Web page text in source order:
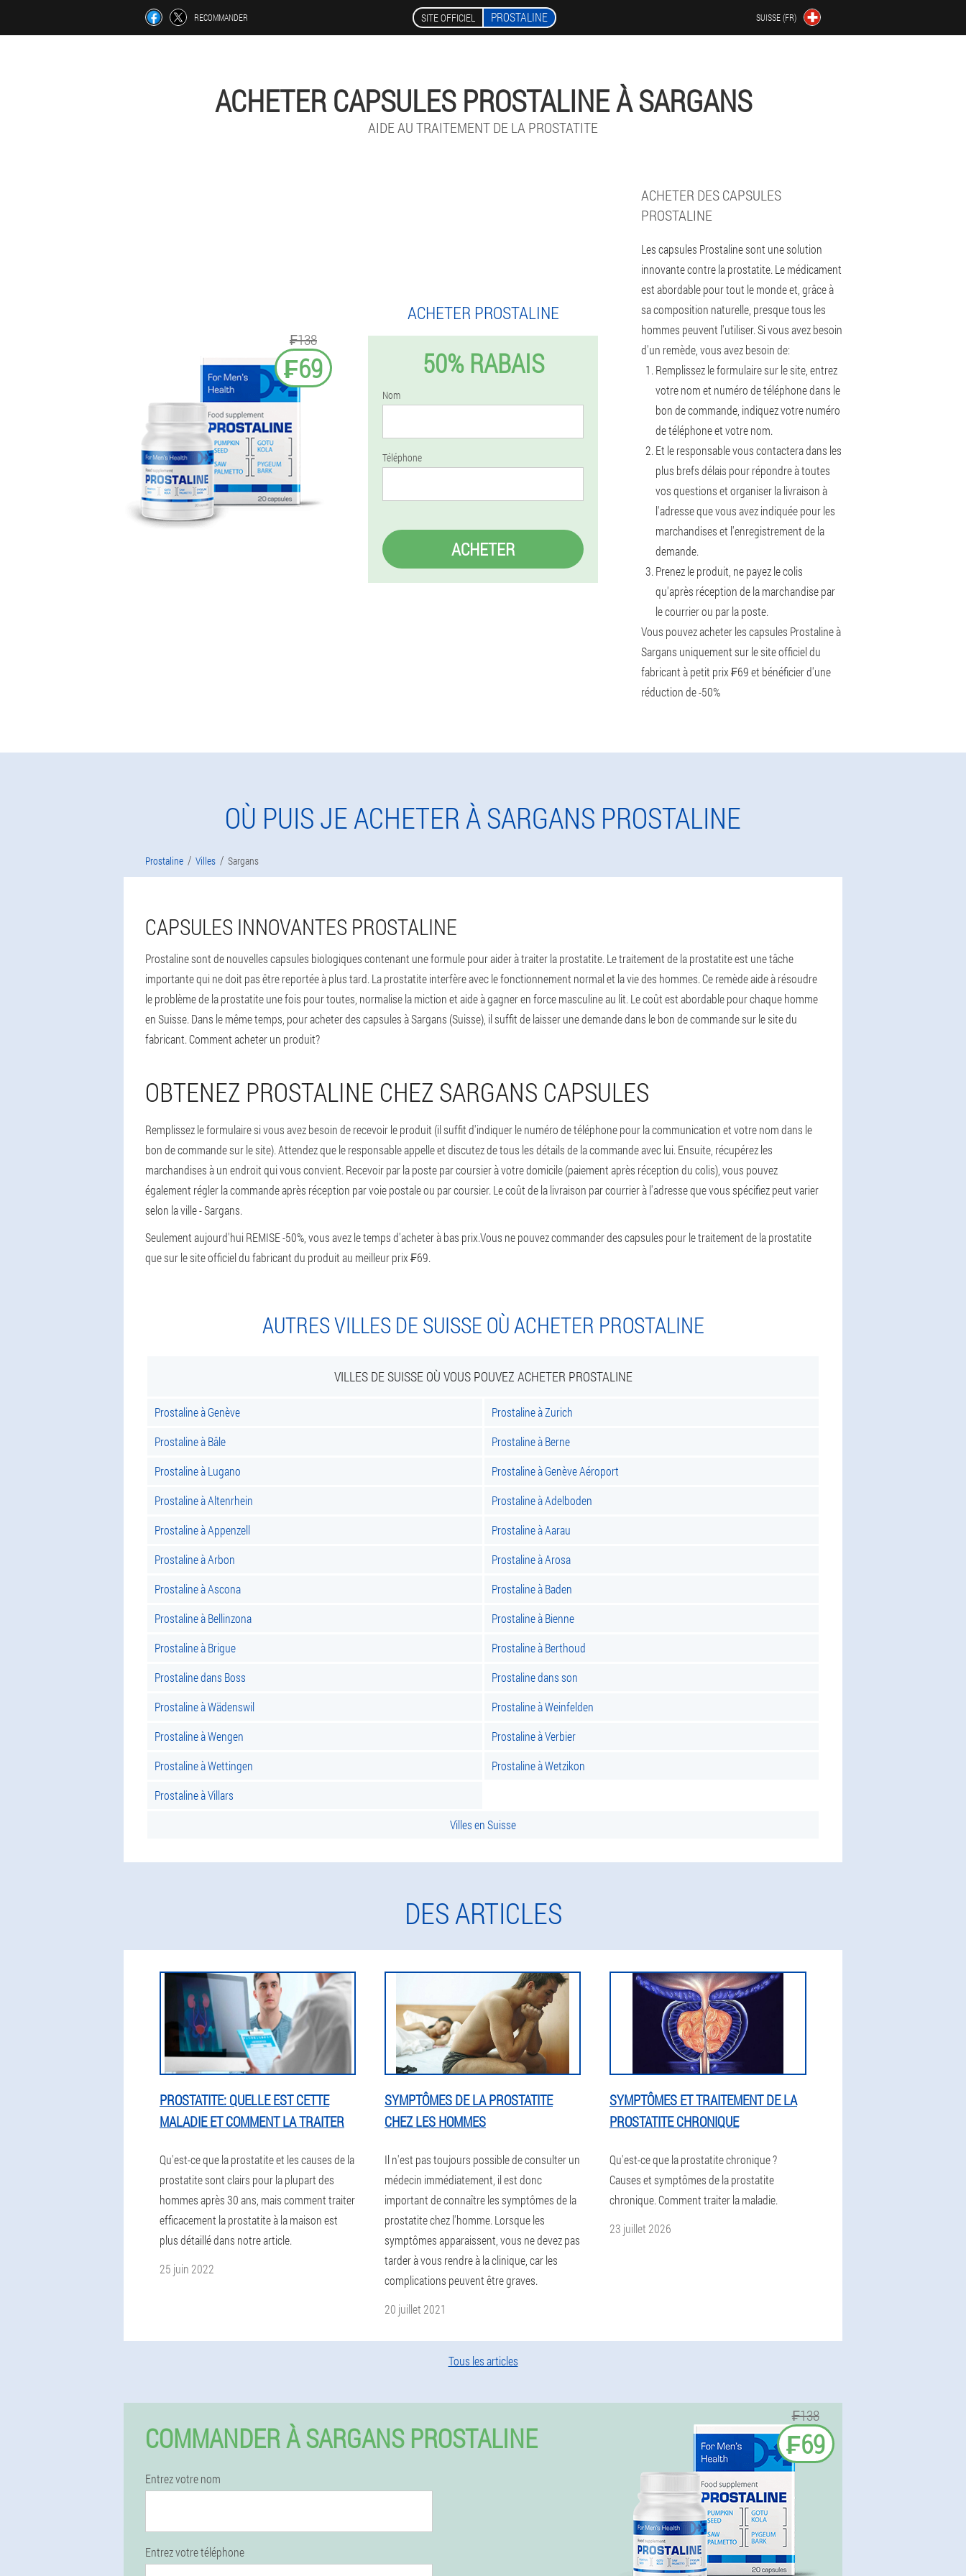
RECOMMANDER SITE OFFICIEL PROSTALINE SUISSE (FR)
ACHETER CAPSULES PROSTALINE À SARGANS
AIDE AU TRAITEMENT DE LA PROSTATITE
₣138
₣69
ACHETER PROSTALINE
50% RABAIS
Nom
Téléphone
ACHETER
ACHETER DES CAPSULES
PROSTALINE
Les capsules Prostaline sont une solution
innovante contre la prostatite. Le médicament
est abordable pour tout le monde et, grâce à
sa composition naturelle, presque tous les
hommes peuvent l'utiliser. Si vous avez besoin
d'un remède, vous avez besoin de:
Remplissez le formulaire sur le site, entrez
votre nom et numéro de téléphone dans le
bon de commande, indiquez votre numéro
de téléphone et votre nom.
Et le responsable vous contactera dans les
plus brefs délais pour répondre à toutes
vos questions et organiser la livraison à
l'adresse que vous avez indiquée pour les
marchandises et l'enregistrement de la
demande.
Prenez le produit, ne payez le colis
qu'après réception de la marchandise par
le courrier ou par la poste.
Vous pouvez acheter les capsules Prostaline à
Sargans uniquement sur le site officiel du
fabricant à petit prix ₣69 et bénéficier d'une
réduction de -50%
OÙ PUIS JE ACHETER À SARGANS PROSTALINE
Prostaline Villes Sargans
CAPSULES INNOVANTES PROSTALINE
Prostaline sont de nouvelles capsules biologiques contenant une formule pour aider à traiter la prostatite. Le traitement de la prostatite est une tâche
importante qui ne doit pas être reportée à plus tard. La prostatite interfère avec le fonctionnement normal et la vie des hommes. Ce remède aide à résoudre
le problème de la prostatite une fois pour toutes, normalise la miction et aide à gagner en force masculine au lit. Le coût est abordable pour chaque homme
en Suisse. Dans le même temps, pour acheter des capsules à Sargans (Suisse), il suffit de laisser une demande dans le bon de commande sur le site du
fabricant. Comment acheter un produit?
OBTENEZ PROSTALINE CHEZ SARGANS CAPSULES
Remplissez le formulaire si vous avez besoin de recevoir le produit (il suffit d'indiquer le numéro de téléphone pour la communication et votre nom dans le
bon de commande sur le site). Attendez que le responsable appelle et discutez de tous les détails de la commande avec lui. Ensuite, récupérez les
marchandises à un endroit qui vous convient. Recevoir par la poste par coursier à votre domicile (paiement après réception du colis), vous pouvez
également régler la commande après réception par voie postale ou par coursier. Le coût de la livraison par courrier à l'adresse que vous spécifiez peut varier
selon la ville - Sargans.
Seulement aujourd'hui REMISE -50%, vous avez le temps d'acheter à bas prix.Vous ne pouvez commander des capsules pour le traitement de la prostatite
que sur le site officiel du fabricant du produit au meilleur prix ₣69.
AUTRES VILLES DE SUISSE OÙ ACHETER PROSTALINE
VILLES DE SUISSE OÙ VOUS POUVEZ ACHETER PROSTALINE
Prostaline à Genève
Prostaline à Zurich
Prostaline à Bâle
Prostaline à Berne
Prostaline à Lugano
Prostaline à Genève Aéroport
Prostaline à Altenrhein
Prostaline à Adelboden
Prostaline à Appenzell
Prostaline à Aarau
Prostaline à Arbon
Prostaline à Arosa
Prostaline à Ascona
Prostaline à Baden
Prostaline à Bellinzona
Prostaline à Bienne
Prostaline à Brigue
Prostaline à Berthoud
Prostaline dans Boss
Prostaline dans son
Prostaline à Wädenswil
Prostaline à Weinfelden
Prostaline à Wengen
Prostaline à Verbier
Prostaline à Wettingen
Prostaline à Wetzikon
Prostaline à Villars
Villes en Suisse
DES ARTICLES
PROSTATITE: QUELLE EST CETTE
MALADIE ET COMMENT LA TRAITER
Qu'est-ce que la prostatite et les causes de la
prostatite sont clairs pour la plupart des
hommes après 30 ans, mais comment traiter
efficacement la prostatite à la maison est
plus détaillé dans notre article.
25 juin 2022
SYMPTÔMES DE LA PROSTATITE
CHEZ LES HOMMES
Il n'est pas toujours possible de consulter un
médecin immédiatement, il est donc
important de connaître les symptômes de la
prostatite chez l'homme. Lorsque les
symptômes apparaissent, vous ne devez pas
tarder à vous rendre à la clinique, car les
complications peuvent être graves.
20 juillet 2021
SYMPTÔMES ET TRAITEMENT DE LA
PROSTATITE CHRONIQUE
Qu'est-ce que la prostatite chronique ?
Causes et symptômes de la prostatite
chronique. Comment traiter la maladie.
23 juillet 2026
Tous les articles
COMMANDER À SARGANS PROSTALINE
Entrez votre nom
Entrez votre téléphone
₣138
₣69